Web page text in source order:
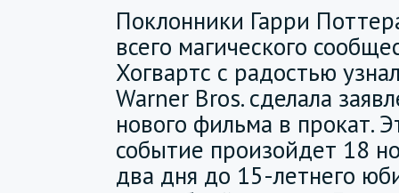
Поклонники Гарри
всего магического
Хогвартс с радостью
Warner Bros. сделала
нового фильма в прокат.
событие произойдет 18
два дня до 15-летнего